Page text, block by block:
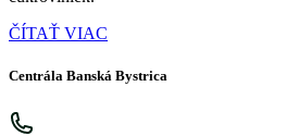
ČÍTAŤ VIAC
Centrála Banská Bystrica